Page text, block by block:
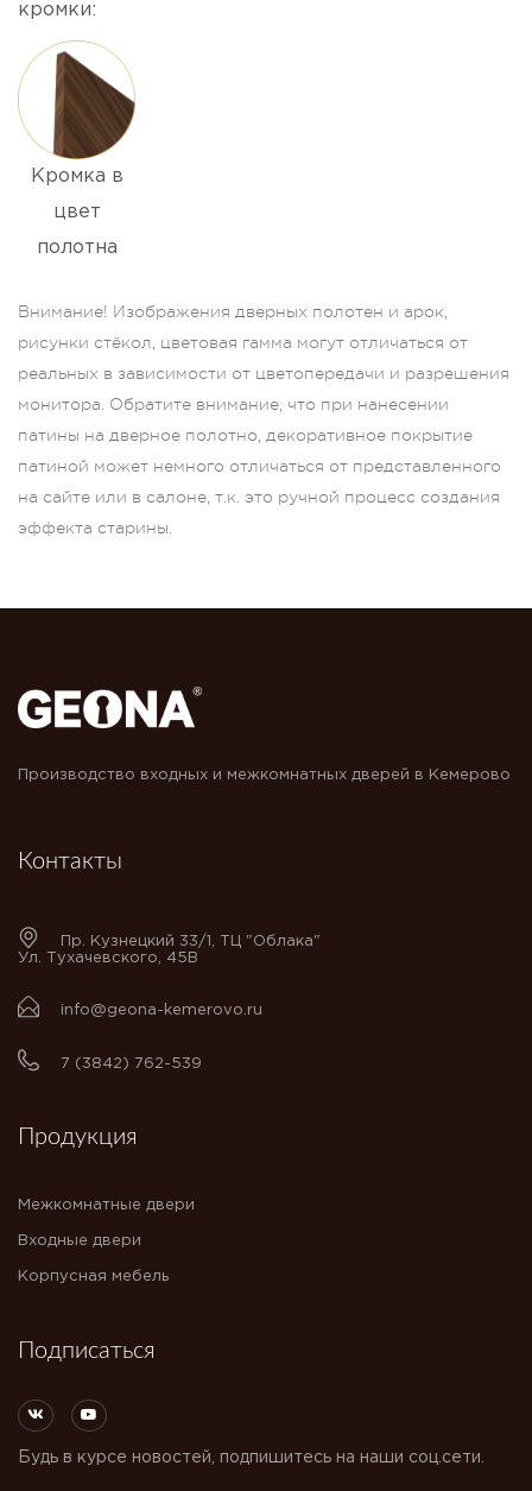
кромки:
Кромка в
цвет
полотна
Внимание! Изображения дверных полотен и арок,
рисунки стёкол, цветовая гамма могут отличаться от
реальных в зависимости от цветопередачи и разрешения
монитора. Обратите внимание, что при нанесении
патины на дверное полотно, декоративное покрытие
патиной может немного отличаться от представленного
на сайте или в салоне, т.к. это ручной процесс создания
эффекта старины.
Производство входных и межкомнатных дверей в Кемерово
Контакты
Пр. Кузнецкий 33/1, ТЦ "Облака"
Ул. Тухачевского, 45В
info@geona-kemerovo.ru
7 (3842) 762-539
Продукция
Межкомнатные двери
Входные двери
Корпусная мебель
Подписаться
Будь в курсе новостей, подпишитесь на наши соц.сети.